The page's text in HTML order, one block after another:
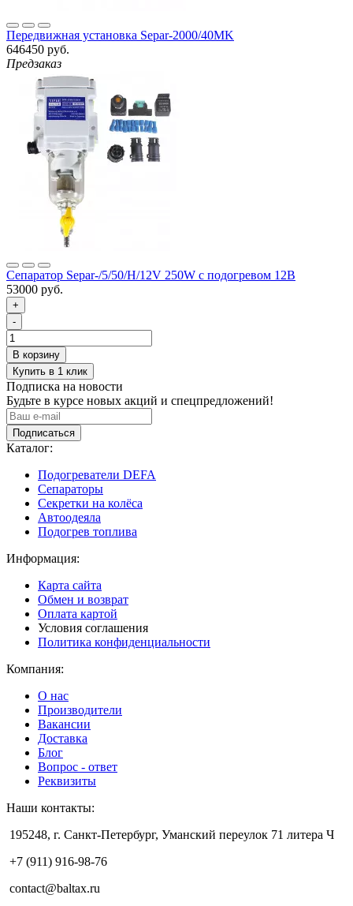
Передвижная установка Separ-2000/40MK
646450 руб.
Предзаказ
Сепаратор Separ-/5/50/Н/12V 250W с подогревом 12В
53000 руб.
+
-
Подписка на новости
Будьте в курсе новых акций и спецпредложений!
Подписаться
Каталог:
Подогреватели DEFA
Сепараторы
Секретки на колёса
Автоодеяла
Подогрев топлива
Информация:
Карта сайта
Обмен и возврат
Оплата картой
Условия соглашения
Политика конфиденциальности
Компания:
О нас
Производители
Вакансии
Доставка
Блог
Вопрос - ответ
Реквизиты
Наши контакты:
195248, г. Санкт-Петербург, Уманский переулок 71 литера Ч
+7 (911) 916-98-76
contact@baltax.ru